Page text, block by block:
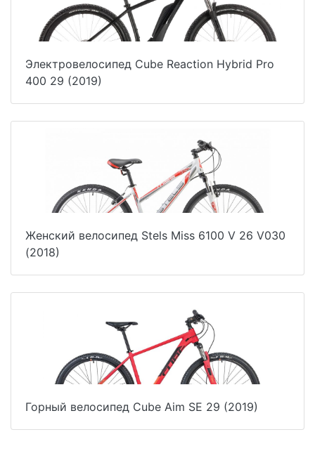
Электровелосипед Cube Reaction Hybrid Pro
400 29 (2019)
Женский велосипед Stels Miss 6100 V 26 V030
(2018)
Горный велосипед Cube Aim SE 29 (2019)